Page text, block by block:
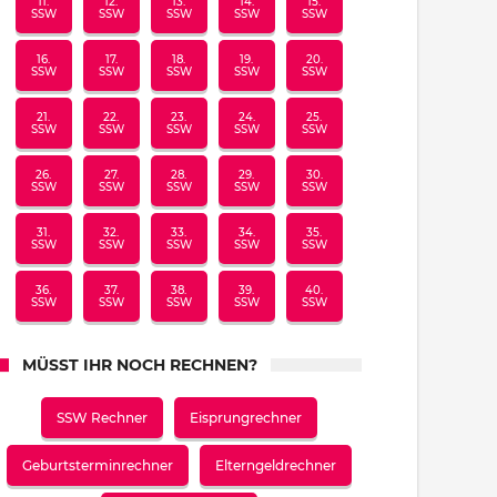
SSW
SSW
SSW
SSW
SSW
16.
SSW
17.
SSW
18.
SSW
19.
SSW
20.
SSW
21.
SSW
22.
SSW
23.
SSW
24.
SSW
25.
SSW
26.
SSW
27.
SSW
28.
SSW
29.
SSW
30.
SSW
31.
SSW
32.
SSW
33.
SSW
34.
SSW
35.
SSW
36.
SSW
37.
SSW
38.
SSW
39.
SSW
40.
SSW
MÜSST IHR NOCH RECHNEN?
SSW Rechner Eisprungrechner
Geburtsterminrechner Elterngeldrechner